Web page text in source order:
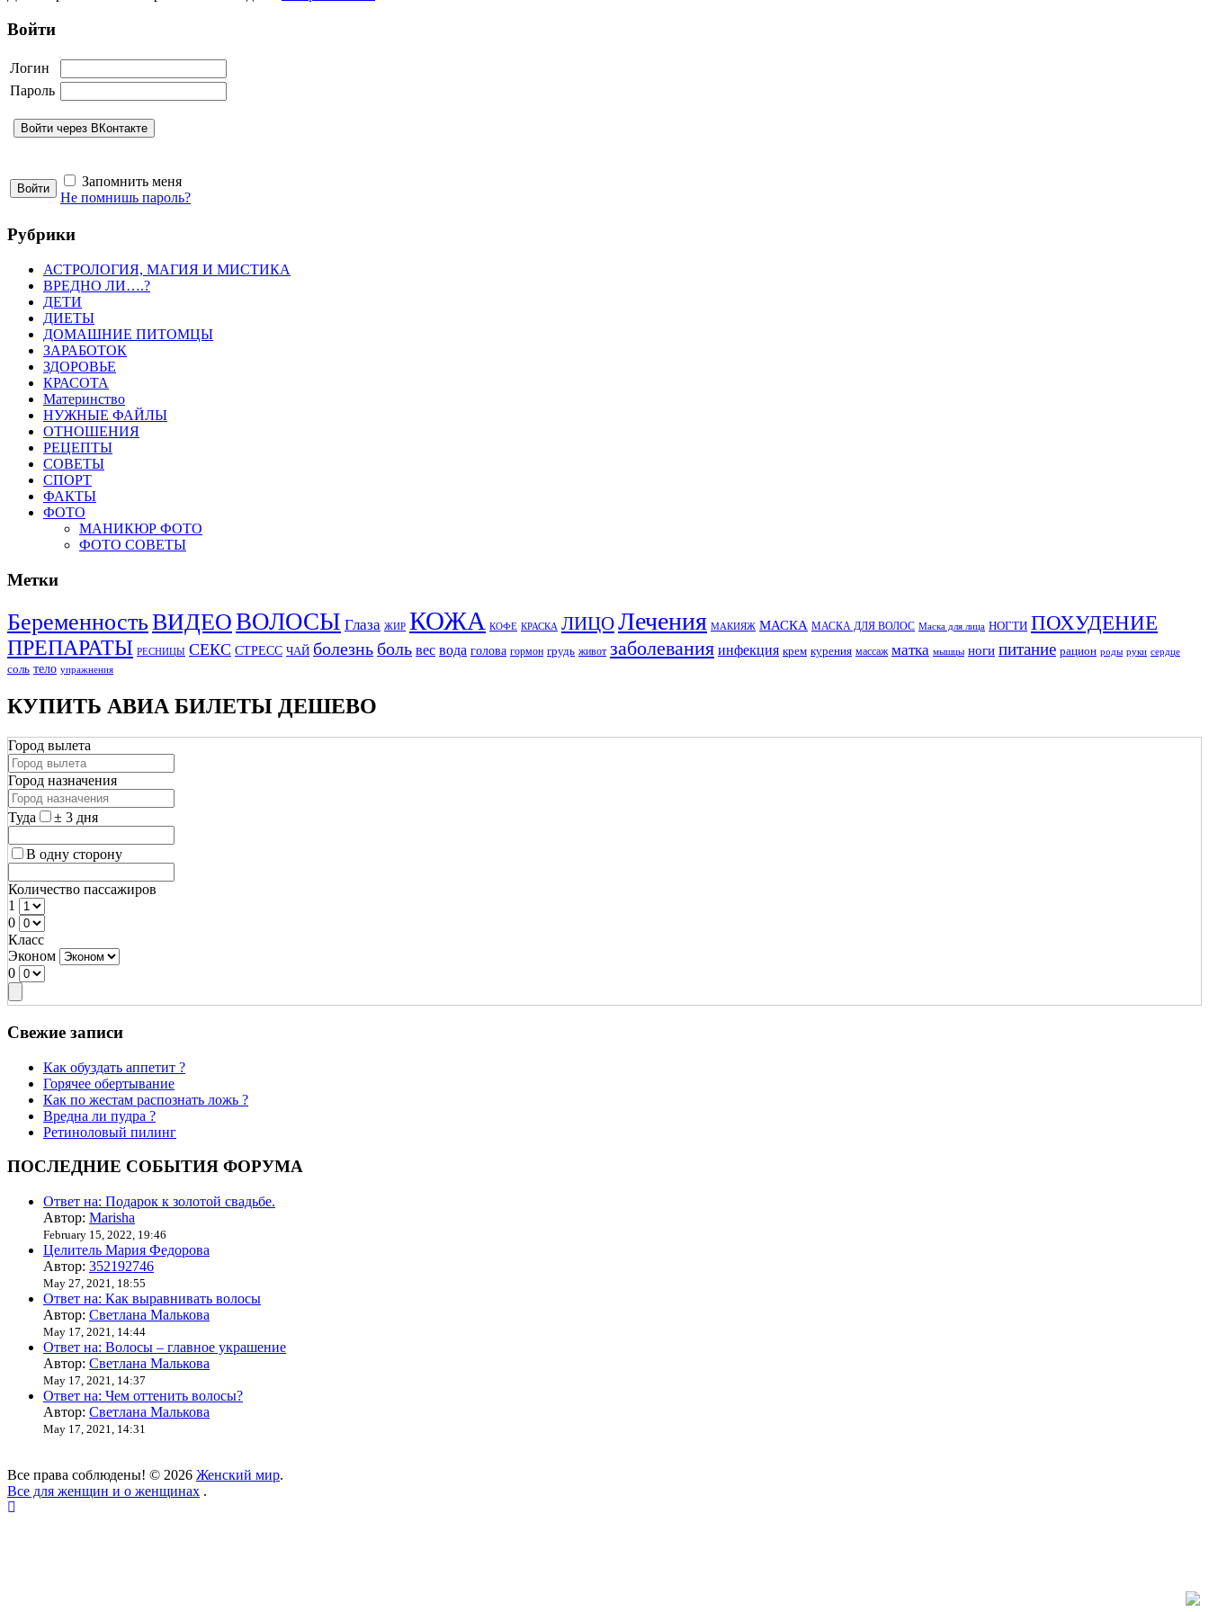
Войти
Логин
Пароль
Запомнить меня
Не помнишь пароль?
Рубрики
АСТРОЛОГИЯ, МАГИЯ И МИСТИКА
ВРЕДНО ЛИ….?
ДЕТИ
ДИЕТЫ
ДОМАШНИЕ ПИТОМЦЫ
ЗАРАБОТОК
ЗДОРОВЬЕ
КРАСОТА
Материнство
НУЖНЫЕ ФАЙЛЫ
ОТНОШЕНИЯ
РЕЦЕПТЫ
СОВЕТЫ
СПОРТ
ФАКТЫ
ФОТО
МАНИКЮР ФОТО
ФОТО СОВЕТЫ
Метки
БеременностьВИДЕОВОЛОСЫ Глаза ЖИР КОЖА КОФЕ КРАСКА ЛИЦОЛечения МАКИЯЖ МАСКА МАСКА ДЛЯ ВОЛОС Маска для лица НОГТИ ПОХУДЕНИЕ
ПРЕПАРАТЫ РЕСНИЦЫ СЕКС СТРЕСС ЧАЙ болезнь боль вес вода голова гормон грудь живот заболевания инфекция крем курения массаж матка мышцы ноги питание рацион роды руки сердце
соль тело упражнения
КУПИТЬ АВИА БИЛЕТЫ ДЕШЕВО
Город вылета
Город назначения
Туда ± 3 дня
В одну сторону
Количество пассажиров
1
0
Класс
Эконом
0
Свежие записи
Как обуздать аппетит ?
Горячее обертывание
Как по жестам распознать ложь ?
Вредна ли пудра ?
Ретиноловый пилинг
ПОСЛЕДНИЕ СОБЫТИЯ ФОРУМА
Ответ на: Подарок к золотой свадьбе.
Автор: Marisha
February 15, 2022, 19:46
Целитель Мария Федорова
Автор: 352192746
May 27, 2021, 18:55
Ответ на: Как выравнивать волосы
Автор: Светлана Малькова
May 17, 2021, 14:44
Ответ на: Волосы – главное украшение
Автор: Светлана Малькова
May 17, 2021, 14:37
Ответ на: Чем оттенить волосы?
Автор: Светлана Малькова
May 17, 2021, 14:31
Все права соблюдены! © 2026 Женский мир.
Все для женщин и о женщинах .